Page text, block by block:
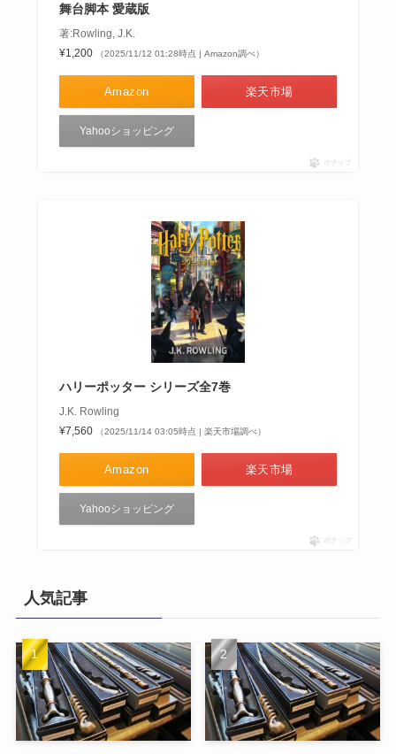
舞台脚本 愛蔵版
著:Rowling, J.K.
¥1,200
（2025/11/12 01:28時点 | Amazon調べ）
Amazon 楽天市場
Yahooショッピング
ポチップ
ハリーポッター シリーズ全7巻
J.K. Rowling
¥7,560
（2025/11/14 03:05時点 | 楽天市場調べ）
Amazon 楽天市場
Yahooショッピング
ポチップ
人気記事